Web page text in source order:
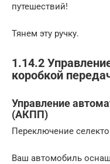
путешествий!
Тянем эту ручку.
1.14.2
коробкой
Управление
(АКПП)
Переключение
Ваш автомобиль